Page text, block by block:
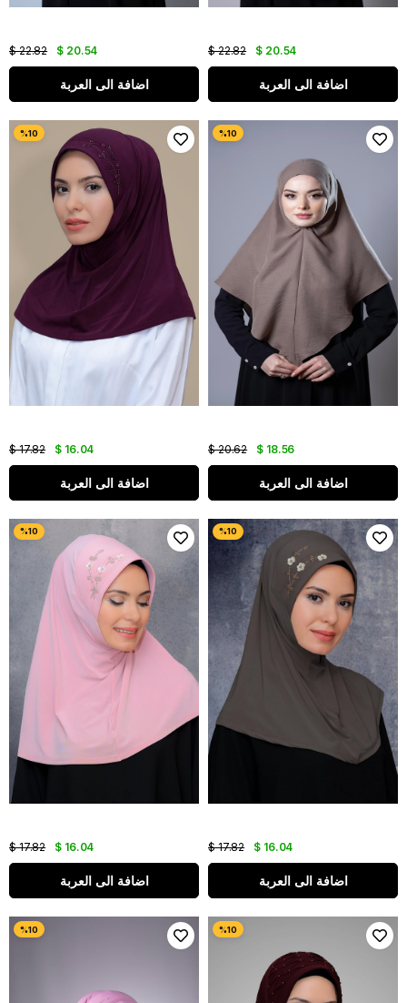
$ 20.54
$ 22.82
اضافة الى العربة
$ 20.54
$ 22.82
اضافة الى العربة
$ 16.04
$ 17.82
اضافة الى العربة
$ 18.56
$ 20.62
اضافة الى العربة
$ 16.04
$ 17.82
اضافة الى العربة
$ 16.04
$ 17.82
اضافة الى العربة